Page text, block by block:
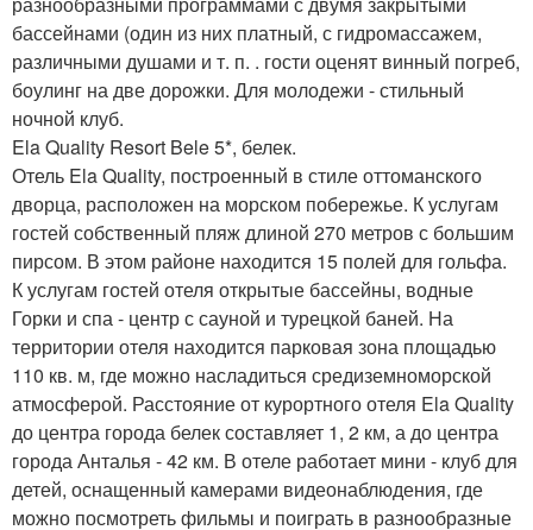
бассейнами (один из них платный, с гидромассажем,
различными душами и т. п. . гости оценят винный погреб,
боулинг на две дорожки. Для молодежи - стильный
ночной клуб.
Ela Quality Resort Bele 5*, белек.
Отель Ela Quality, построенный в стиле оттоманского
дворца, расположен на морском побережье. К услугам
гостей собственный пляж длиной 270 метров с большим
пирсом. В этом районе находится 15 полей для гольфа.
К услугам гостей отеля открытые бассейны, водные
Горки и спа - центр с сауной и турецкой баней. На
территории отеля находится парковая зона площадью
110 кв. м, где можно насладиться средиземноморской
атмосферой. Расстояние от курортного отеля Ela Quality
до центра города белек составляет 1, 2 км, а до центра
города Анталья - 42 км. В отеле работает мини - клуб для
детей, оснащенный камерами видеонаблюдения, где
можно посмотреть фильмы и поиграть в разнообразные